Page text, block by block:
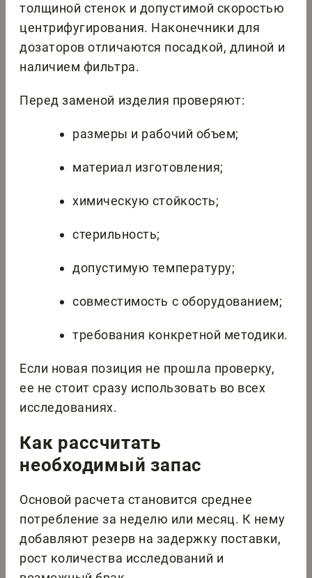
толщиной стенок и допустимой скоростью
центрифугирования. Наконечники для
дозаторов отличаются посадкой, длиной и
наличием фильтра.
Перед заменой изделия проверяют:
размеры и рабочий объем;
материал изготовления;
химическую стойкость;
стерильность;
допустимую температуру;
совместимость с оборудованием;
требования конкретной методики.
Если новая позиция не прошла проверку,
ее не стоит сразу использовать во всех
исследованиях.
Как рассчитать
необходимый запас
Основой расчета становится среднее
потребление за неделю или месяц. К нему
добавляют резерв на задержку поставки,
рост количества исследований и